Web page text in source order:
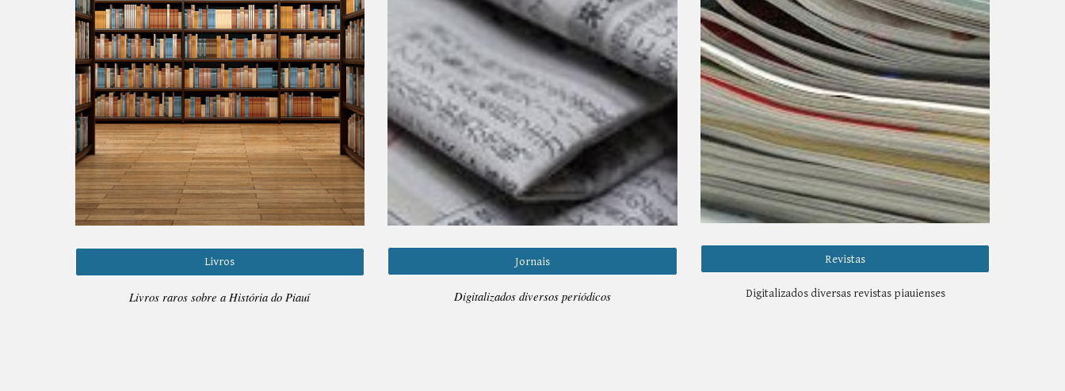
Livros
Livros raros sobre a História do Piauí
Jornais
Digitalizados diversos periódicos
Revistas
Digitalizados diversas revistas piauienses